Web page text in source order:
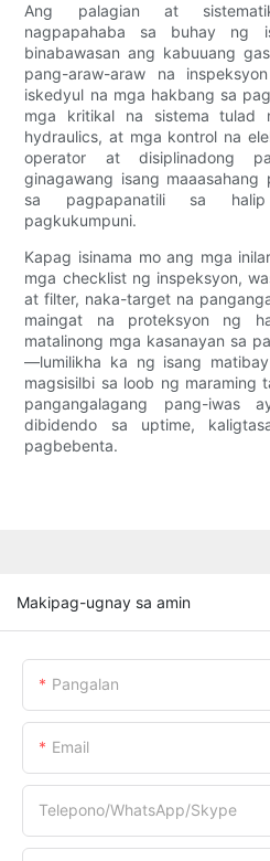
Ang palagian at
nagpapahaba sa buhay ng
binabawasan ang kabuuang
pang-araw-araw na
iskedyul na mga hakbang sa
mga kritikal na sistema tulad
hydraulics, at mga kontrol na
operator at disiplinadong
ginagawang isang
sa pagpapanatili sa halip
pagkukumpuni.
Kapag isinama mo ang mga
mga checklist ng inspeksyon,
at filter, naka-target na
maingat na proteksyon ng
matalinong mga kasanayan sa
—lumilikha ka ng isang
magsisilbi sa loob ng maraming
pangangalagang pang-iwas
dibidendo sa uptime,
pagbebenta.
Makipag-ugnay sa amin
Pangalan
Email
Telepono/WhatsApp/Skype